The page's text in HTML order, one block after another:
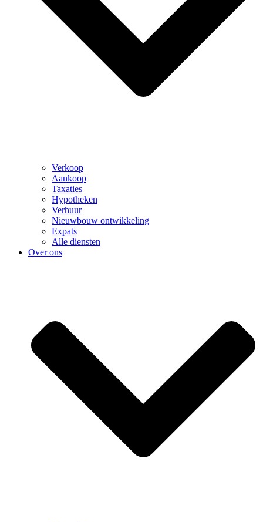
Verkoop
Aankoop
Taxaties
Hypotheken
Verhuur
Nieuwbouw ontwikkeling
Expats
Alle diensten
Over ons